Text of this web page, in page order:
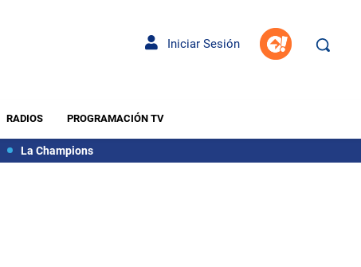
Iniciar Sesión
RADIOS PROGRAMACIÓN TV
La Champions